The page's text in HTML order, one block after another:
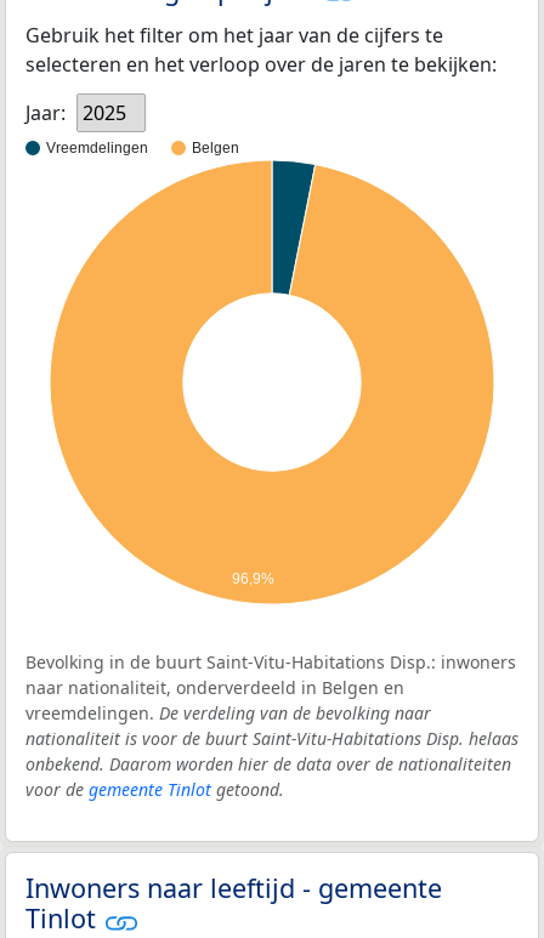
Gebruik het filter om het jaar van de cijfers te
selecteren en het verloop over de jaren te bekijken:
Jaar:
2025
Vreemdelingen Belgen
96,9%
Bevolking in de buurt Saint-Vitu-Habitations Disp.: inwoners
naar nationaliteit, onderverdeeld in Belgen en
vreemdelingen. De verdeling van de bevolking naar
nationaliteit is voor de buurt Saint-Vitu-Habitations Disp. helaas
onbekend. Daarom worden hier de data over de nationaliteiten
voor de gemeente Tinlot getoond.
Inwoners naar leeftijd - gemeente
Tinlot